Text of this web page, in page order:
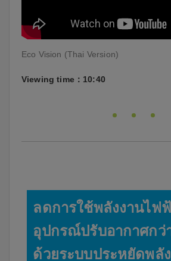
Eco Vision (Thai Version)
Viewing time：10:40
ลดการใช้พลังงานไฟ
อุปกรณ์ปรับอากาศกว่
ด้วยระบบประหยัดพลั